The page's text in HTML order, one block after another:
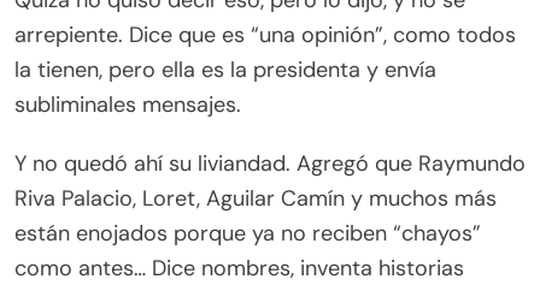
arrepiente. Dice que es “una opinión”, como todos
la tienen, pero ella es la presidenta y envía
subliminales mensajes.
Y no quedó ahí su liviandad. Agregó que Raymundo
Riva Palacio, Loret, Aguilar Camín y muchos más
están enojados porque ya no reciben “chayos”
como antes… Dice nombres, inventa historias